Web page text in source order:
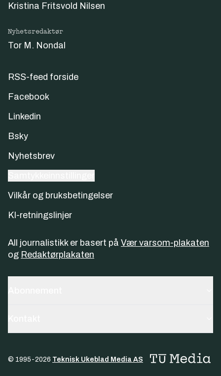
Kristina Fritsvold Nilsen
Nyhetsredaktør
Tor M. Nondal
RSS-feed forside
Facebook
Linkedin
Bsky
Nyhetsbrev
Vilkår og bruksbetingelser
KI-retningslinjer
All journalistikk er basert på Vær varsom-plakaten
og Redaktørplakaten
© 1995-2026 Teknisk Ukeblad Media AS